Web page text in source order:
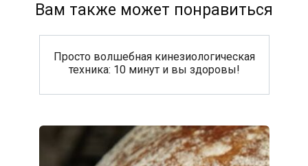
Вам также может понравиться
Просто волшебная кинезиологическая
техника: 10 минут и вы здоровы!